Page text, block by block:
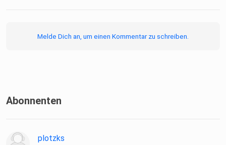
Melde Dich an, um einen Kommentar zu schreiben.
Abonnenten
plotzks